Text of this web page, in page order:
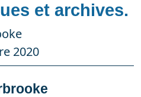
et archives.
2020